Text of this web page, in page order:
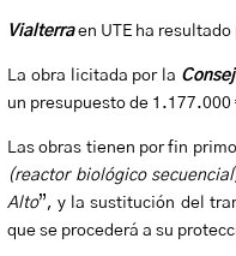
Vialterraen UTE ha
La obra licitada por la
un presupuesto de 1.177.000
Las obras tienen por fin
(reactor biológico secuencial
Alto”, y la sustitución del
que se procederá a su